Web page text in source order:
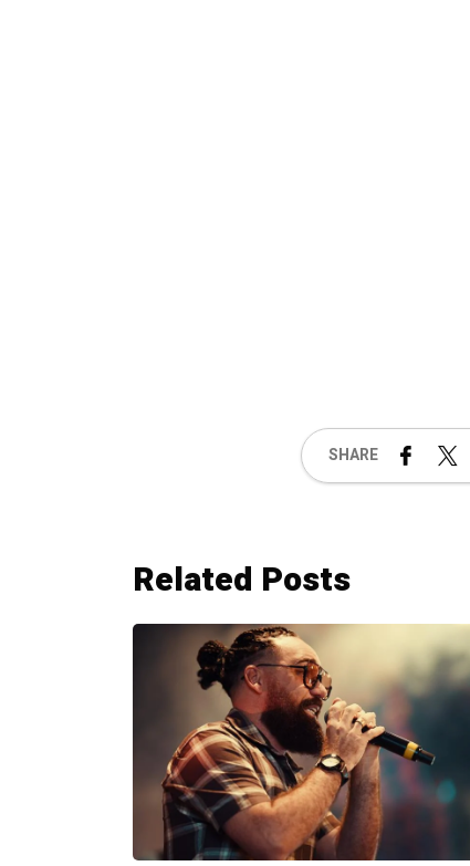
SHARE
Related Posts